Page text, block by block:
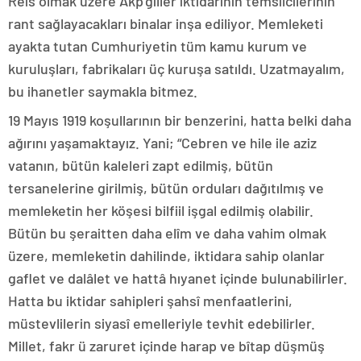
rant sağlayacakları binalar inşa ediliyor. Memleketi
ayakta tutan Cumhuriyetin tüm kamu kurum ve
kuruluşları, fabrikaları üç kuruşa satıldı. Uzatmayalım,
bu ihanetler saymakla bitmez.
19 Mayıs 1919 koşullarının bir benzerini, hatta belki daha
ağırını yaşamaktayız. Yani; “Cebren ve hile ile aziz
vatanın, bütün kaleleri zapt edilmiş, bütün
tersanelerine girilmiş, bütün orduları dağıtılmış ve
memleketin her köşesi bilfiil işgal edilmiş olabilir.
Bütün bu şeraitten daha elîm ve daha vahim olmak
üzere, memleketin dahilinde, iktidara sahip olanlar
gaflet ve dalâlet ve hattâ hıyanet içinde bulunabilirler.
Hatta bu iktidar sahipleri şahsî menfaatlerini,
müstevlilerin siyasî emelleriyle tevhit edebilirler.
Millet, fakr ü zaruret içinde harap ve bîtap düşmüş